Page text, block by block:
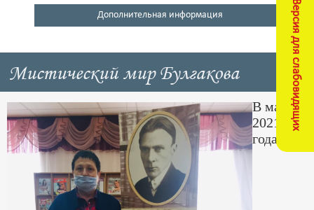
Версия для слабовидящих
Кущевский район
Дополнительная информация
Мистический мир Булгакова
В мае
2021
года